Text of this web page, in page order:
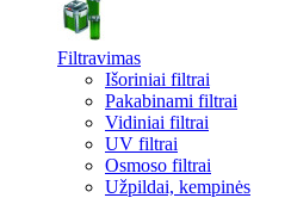
Filtravimas
Išoriniai filtrai
Pakabinami filtrai
Vidiniai filtrai
UV filtrai
Osmoso filtrai
Užpildai, kempinės